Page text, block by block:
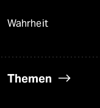
Wahrheit
Themen